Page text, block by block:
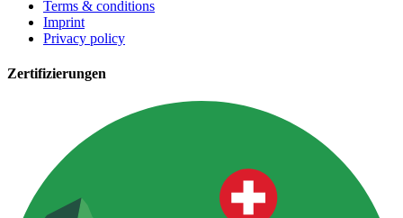
Terms & conditions
Imprint
Privacy policy
Zertifizierungen